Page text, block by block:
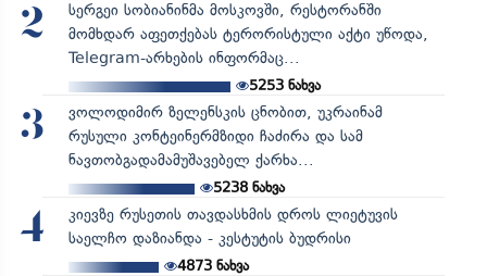
2
სერგეი სობიანინმა მოსკოვში, რესტორანში
მომხდარ აფეთქებას ტერორისტული აქტი უწოდა,
Telegram-არხების ინფორმაც...
5253ნახვა
3
ვოლოდიმირ ზელენსკის ცნობით, უკრაინამ
რუსული კონტეინერმზიდი ჩაძირა და სამ
ნავთობგადამამუშავებელ ქარხა...
5238ნახვა
4
კიევზე რუსეთის თავდასხმის დროს ლიეტუვის
საელჩო დაზიანდა - კესტუტის ბუდრისი
4873ნახვა